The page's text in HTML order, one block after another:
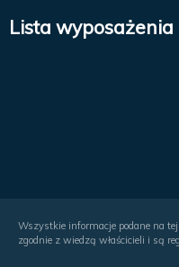
Lista wyposażenia
Wszystkie informacje podane na
zgodnie z wiedzą właścicieli i są